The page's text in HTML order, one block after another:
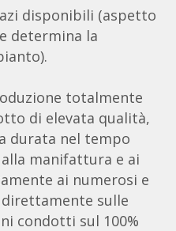
disponibili (aspetto
determina la
totalmente
di elevata qualità,
durata nel tempo
manifattura e ai
ai numerosi e
sulle
condotti sul 100%